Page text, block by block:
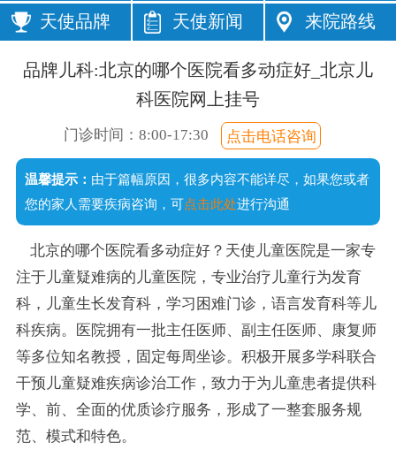
活动过多 频繁眨眼
发育落后
说话晚
成绩差
按症状
不爱说话
足外翻
手足徐动
天使品牌 天使新闻 来院路线
品牌儿科:北京的哪个医院看多动症好_北京儿
科医院网上挂号
门诊时间：8:00-17:30 点击电话咨询
温馨提示： 由于篇幅原因，很多内容不能详尽，如果您或者
您的家人需要疾病咨询，可点击此处进行沟通
北京的哪个医院看多动症好？天使儿童医院是一家专
注于儿童疑难病的儿童医院，专业治疗儿童行为发育
科，儿童生长发育科，学习困难门诊，语言发育科等儿
科疾病。医院拥有一批主任医师、副主任医师、康复师
等多位知名教授，固定每周坐诊。积极开展多学科联合
干预儿童疑难疾病诊治工作，致力于为儿童患者提供科
学、前、全面的优质诊疗服务，形成了一整套服务规
范、模式和特色。